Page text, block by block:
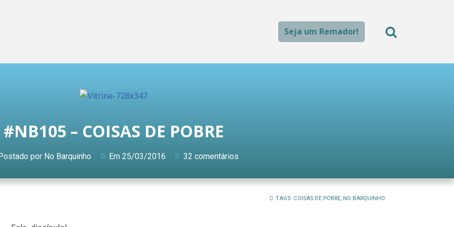
Seja um Remador!
#NB105 – COISAS DE POBRE
Postado por No Barquinho Em 25/03/2016 32 comentários
TAGS: COISAS DE POBRE, NO BARQUINHO